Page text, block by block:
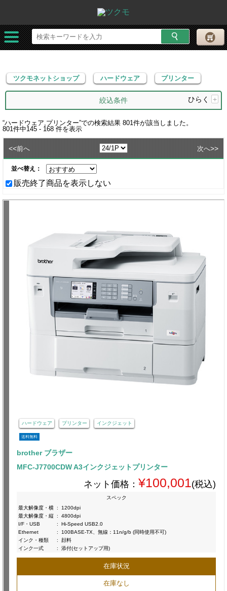
ツクモネットショップ ハードウェア プリンター
ツクモネットショップ ハードウェア プリンター
絞込条件 ひらく +
“ハードウェア,プリンター”での検索結果 801件が該当しました。
801件中145 - 168 件を表示
<<前へ 次へ>>
並べ替え：
販売終了商品を表示しない
ハードウェア プリンター インクジェット
送料無料
brother ブラザー
MFC-J7700CDW A3インクジェットプリンター
ネット価格： ¥100,001(税込)
スペック
最大解像度・横 :
1200dpi
最大解像度・縦 :
4800dpi
I/F・USB
:
Hi-Speed USB2.0
Ethernet
:
100BASE-TX、無線：11n/g/b (同時使用不可)
インク・種類
:
顔料
インク一式
: 添付(セットアップ用)
在庫状況
在庫なし